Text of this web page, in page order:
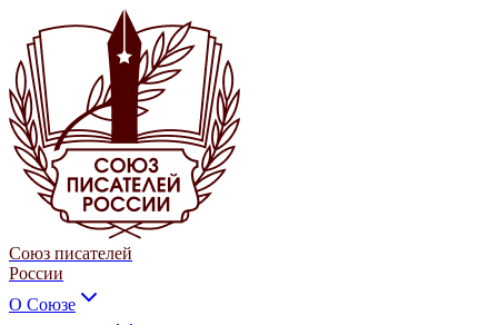
Союз писателей
России
О Союзе